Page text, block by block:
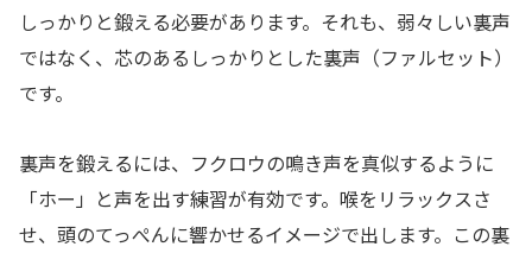
しっかりと鍛える必要があります。それも、弱々しい裏声
ではなく、芯のあるしっかりとした裏声（ファルセット）
です。
裏声を鍛えるには、フクロウの鳴き声を真似するように
「ホー」と声を出す練習が有効です。喉をリラックスさ
せ、頭のてっぺんに響かせるイメージで出します。この裏